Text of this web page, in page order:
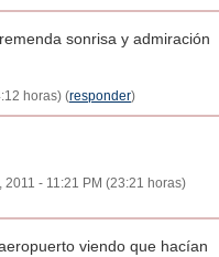
sonrisa y admiración
horas) (responder)
2011 - 11:21 PM (23:21 horas)
viendo que hacían